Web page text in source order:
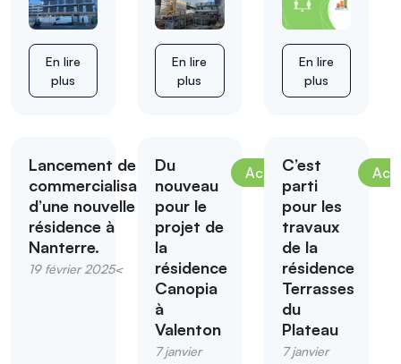
En lire
plus
En lire
plus
En lire
plus
Lancement de la
commercialisation
d’une nouvelle
résidence à
Nanterre.
19 février 2025<
Actualités
Du
nouveau
pour le
projet de
la
résidence
Canopia
à
Valenton
7 janvier
Actualités
C’est
parti
pour les
travaux
de la
résidence
Terrasses
du
Plateau
7 janvier